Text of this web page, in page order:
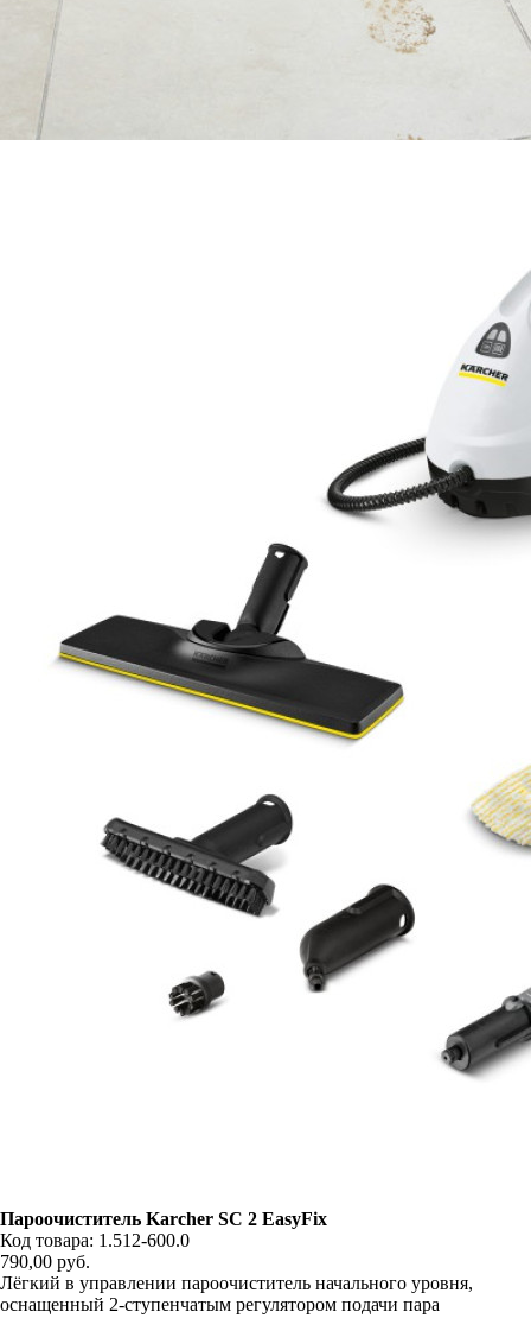
Пароочиститель Karcher SC 2 EasyFix
Код товара: 1.512-600.0
790,00 руб.
Лёгкий в управлении пароочиститель начального уровня ,
оснащенный 2-ступенчатым регулятором подачи пара